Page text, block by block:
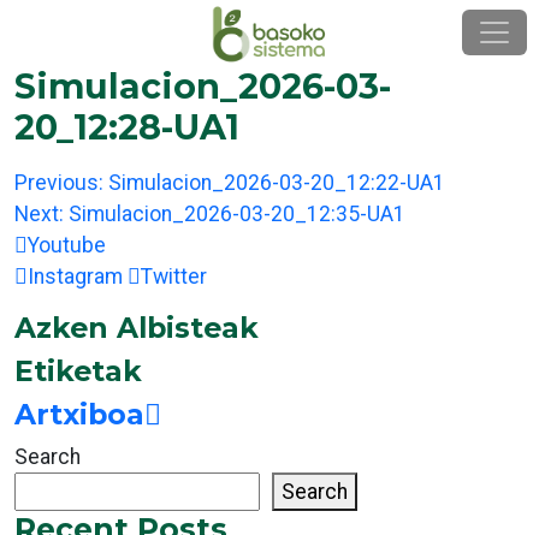
content
Simulacion_2026-03-
20_12:28-UA1
Post
navigation
Previous: Simulacion_2026-03-20_12:22-UA1
Next: Simulacion_2026-03-20_12:35-UA1
Youtube
Instagram
Twitter
Azken Albisteak
Etiketak
Artxiboa
Search
Search